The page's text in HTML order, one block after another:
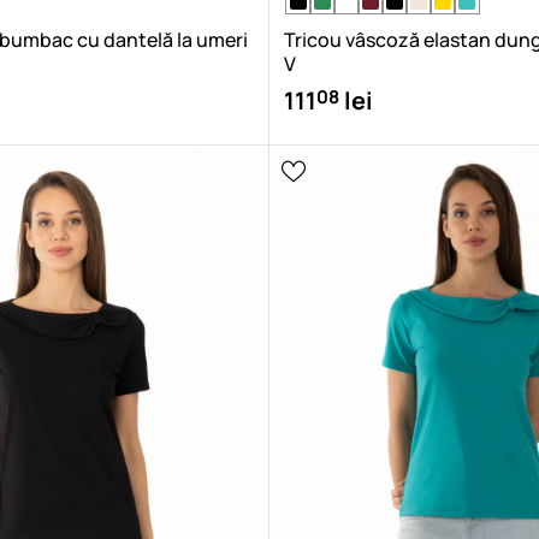
cu dantelă la umeri
Tricou vâscoză elastan
V
11108 lei